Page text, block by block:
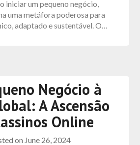
iniciar um pequeno negócio,
uma metáfora poderosa para
adaptado e sustentável. O…
Negócio à
A Ascensão
Online
on June 26, 2024